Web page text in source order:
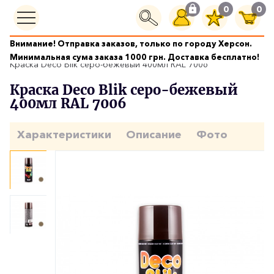
0 0
Внимание! Отправка заказов, только по городу Херсон.
Минимальная сума заказа 1000 грн. Доставка бесплатно!
Краски аэрозольные
Краска Deco Blik серо-бежевый 400мл RAL 7006
Краска Deco Blik серо-бежевый
400мл RAL 7006
Характеристики Описание Фото